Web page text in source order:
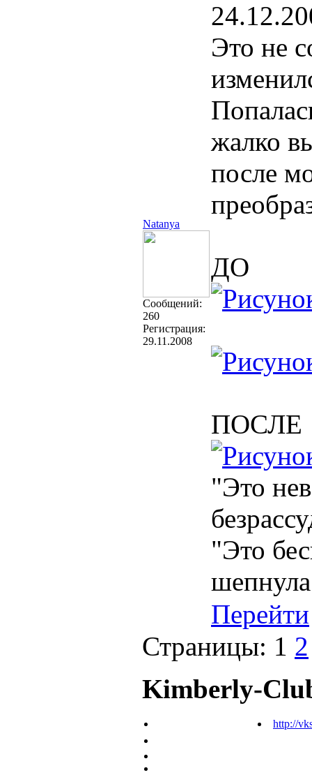
Natanya
Cообщений:
260
Регистрация:
29.11.2008
Это не
жалко
после
ДО
ПОСЛЕ
"Это
"Это
Перейти
Страницы: 1 2
Kimberly-
http://